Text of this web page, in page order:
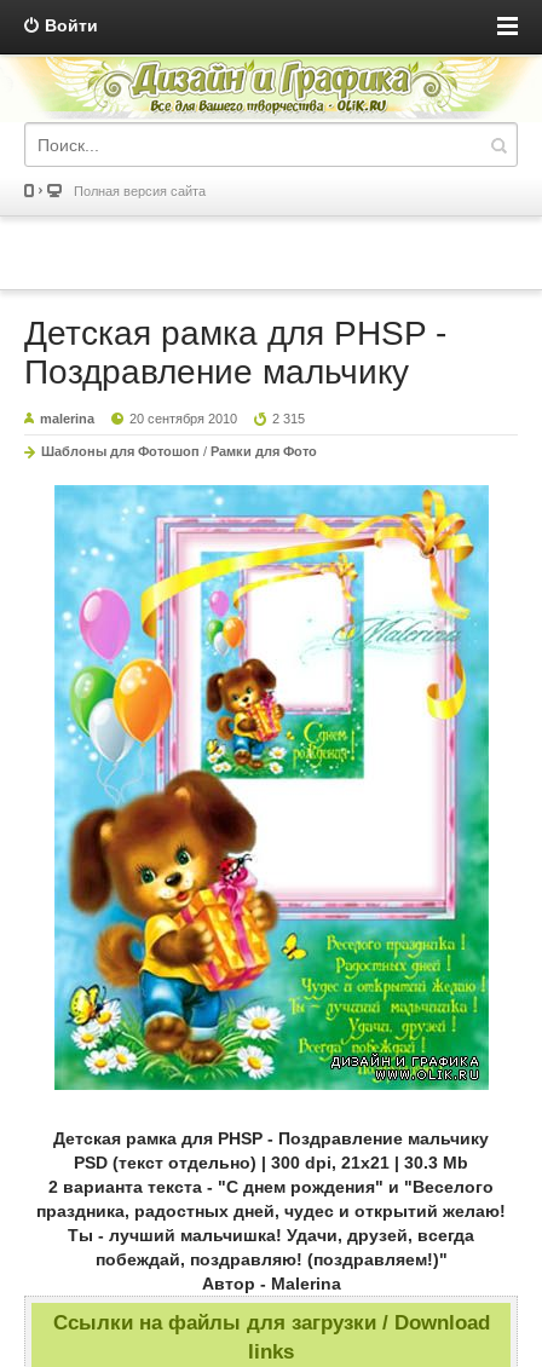
Войти
Полная версия сайта
Детская рамка для PHSP -
Поздравление мальчику
malerina 20 сентября 2010 2 315
Шаблоны для Фотошоп / Рамки для Фото
Детская рамка для PHSP - Поздравление мальчику
PSD (текст отдельно) | 300 dpi, 21х21 | 30.3 Мb
2 варианта текста - "С днем рождения" и "Веселого
праздника, радостных дней, чудес и открытий желаю!
Ты - лучший мальчишка! Удачи, друзей, всегда
побеждай, поздравляю! (поздравляем!)"
Автор - Malerina
Ссылки на файлы для загрузки / Download
links